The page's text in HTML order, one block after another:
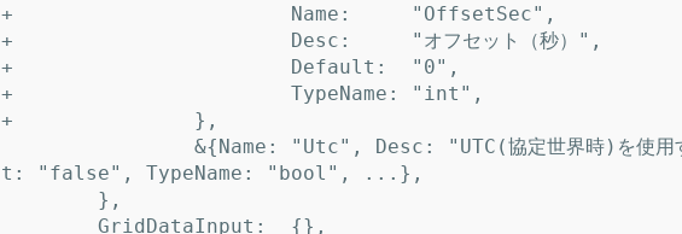
+ 			Name:     "OffsetSec",
+ 			Desc:     "オフセット（秒）",
+ 			Default:  "0",
+ 			TypeName: "int",
+ 		},
t: "false", TypeName: "bool", ...},